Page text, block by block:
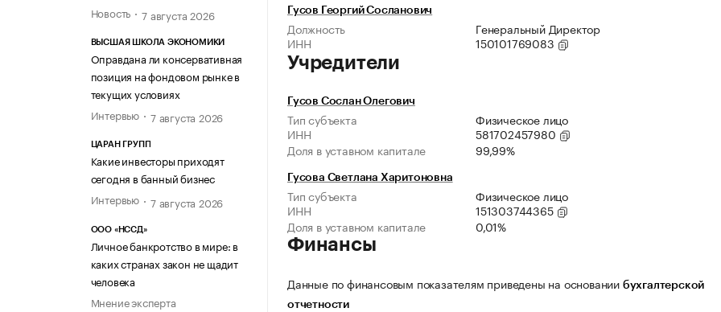
Новость
7 августа 2026
ВЫСШАЯ ШКОЛА ЭКОНОМИКИ
Оправдана ли консервативная
позиция на фондовом рынке в
текущих условиях
Интервью
7 августа 2026
ЦАРАН ГРУПП
Какие инвесторы приходят
сегодня в банный бизнес
Интервью
7 августа 2026
ООО «НССД»
Личное банкротство в мире: в
каких странах закон не щадит
человека
Мнение эксперта
Гусов Георгий Сосланович
Должность
Генеральный Директор
ИНН
150101769083
Учредители
Гусов Сослан Олегович
Тип субъекта
Физическое лицо
ИНН
581702457980
Доля в уставном капитале
99,99%
Гусова Светлана Харитоновна
Тип субъекта
Физическое лицо
ИНН
151303744365
Доля в уставном капитале
0,01%
Финансы
Данные по финансовым показателям приведены на основании бухгалтерской
отчетности